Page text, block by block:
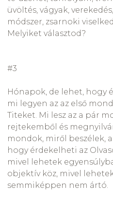
üvöltés, vágyak,
módszer, zsarnoki
Melyiket választod?
#3
Hónapok, de lehet, hogy
mi legyen az az első
Titeket. Mi lesz az a pár
rejtekemből és
mondok, miről beszélek,
hogy érdekelheti az
mivel lehetek
objektív köz, mivel
semmiképpen nem ártó.